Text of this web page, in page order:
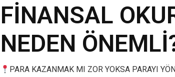
FİNANSAL
NEDEN
PARA KAZANMAK MI ZOR YOKSA PARAYI